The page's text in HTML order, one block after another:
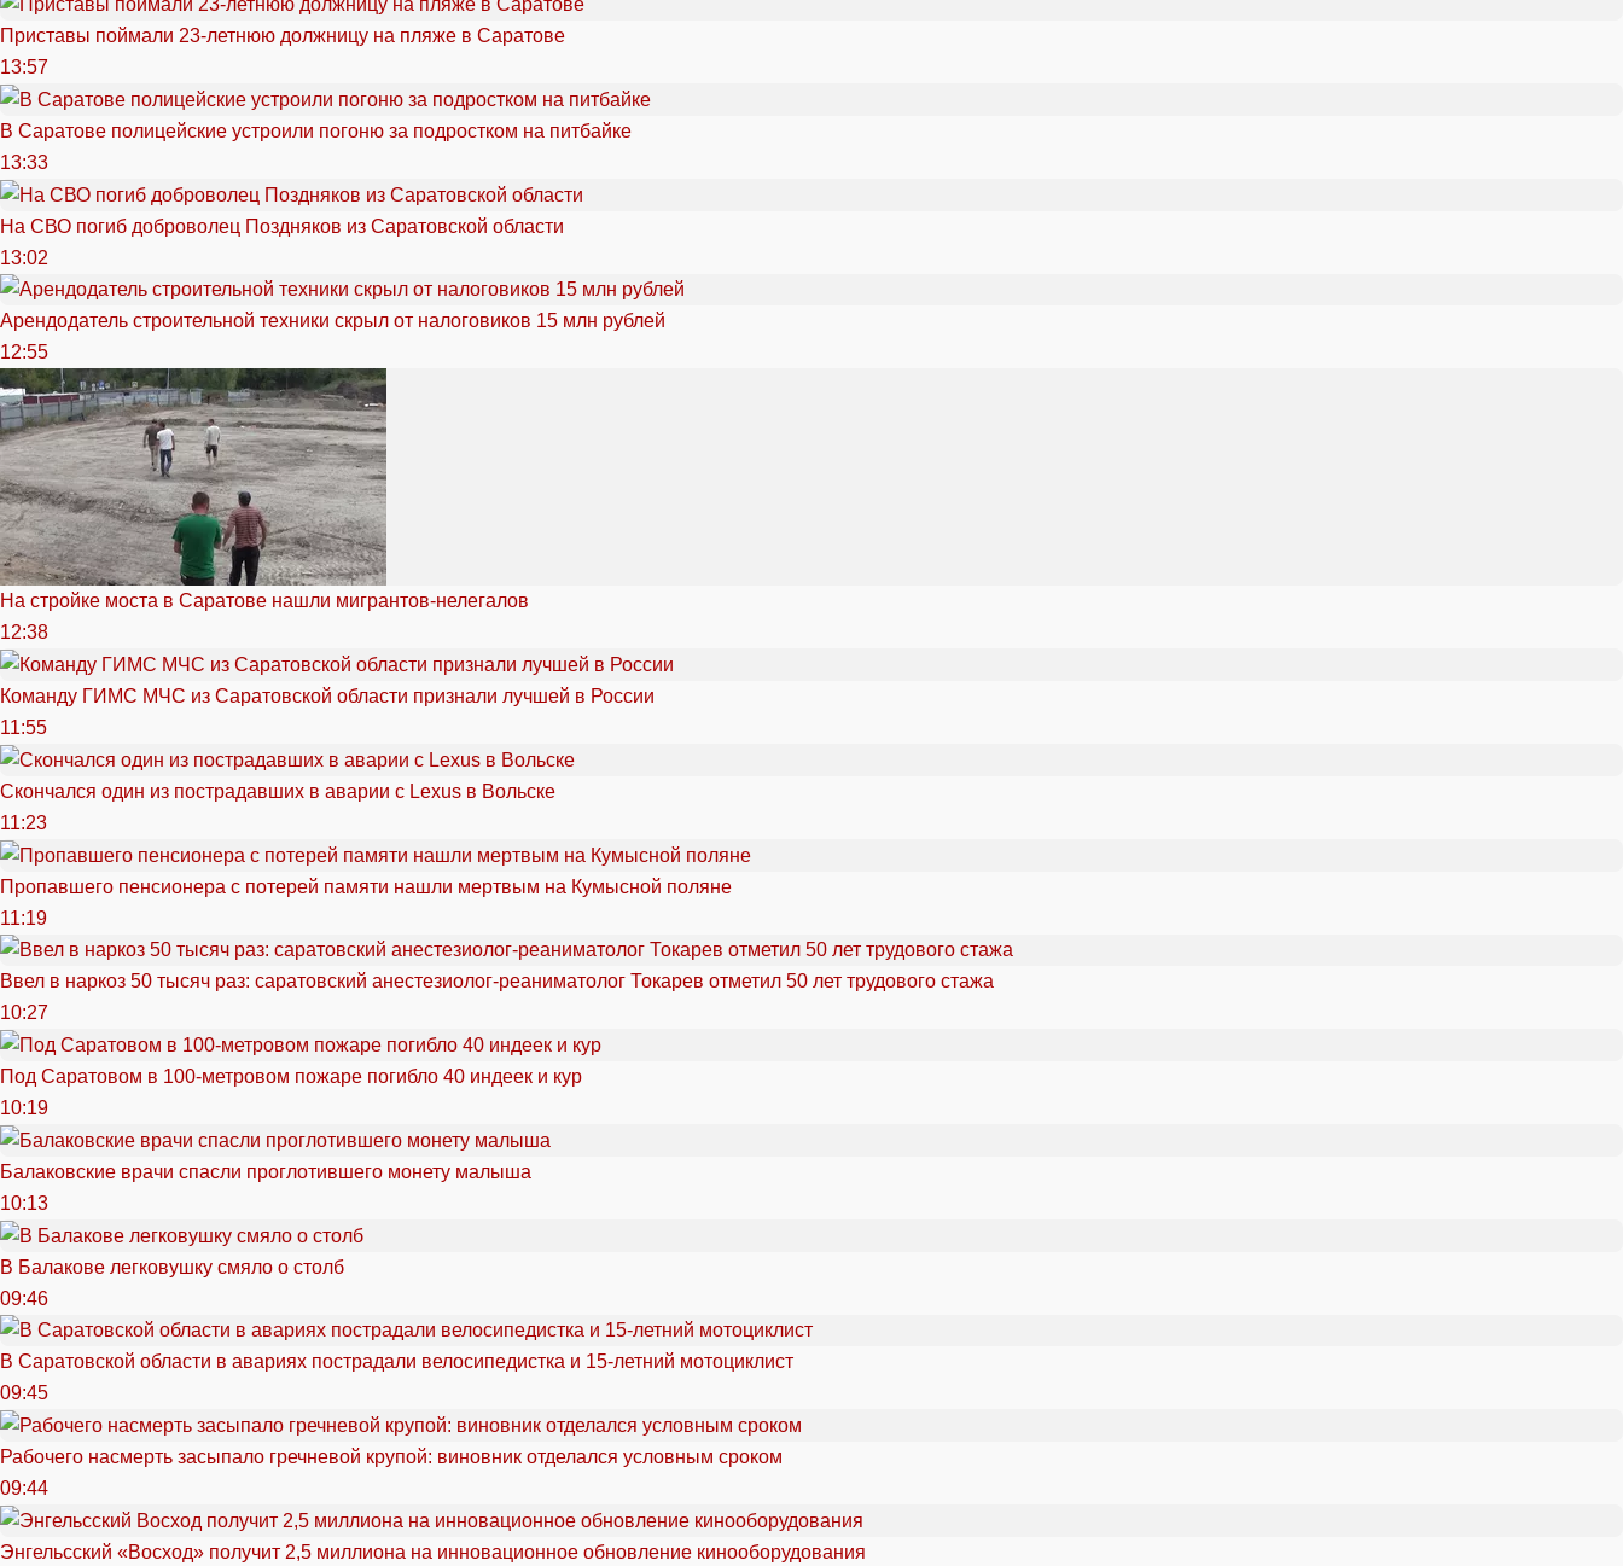
Приставы поймали 23-летнюю должницу на пляже в Саратове
13:57
В Саратове полицейские устроили погоню за подростком на питбайке
13:33
На СВО погиб доброволец Поздняков из Саратовской области
13:02
Арендодатель строительной техники скрыл от налоговиков 15 млн рублей
12:55
На стройке моста в Саратове нашли мигрантов-нелегалов
12:38
Команду ГИМС МЧС из Саратовской области признали лучшей в России
11:55
Скончался один из пострадавших в аварии c Lexus в Вольске
11:23
Пропавшего пенсионера с потерей памяти нашли мертвым на Кумысной поляне
11:19
Ввел в наркоз 50 тысяч раз: саратовский анестезиолог-реаниматолог Токарев отметил 50 лет трудового стажа
10:27
Под Саратовом в 100-метровом пожаре погибло 40 индеек и кур
10:19
Балаковские врачи спасли проглотившего монету малыша
10:13
В Балакове легковушку смяло о столб
09:46
В Саратовской области в авариях пострадали велосипедистка и 15-летний мотоциклист
09:45
Рабочего насмерть засыпало гречневой крупой: виновник отделался условным сроком
09:44
Энгельсский «Восход» получит 2,5 миллиона на инновационное обновление кинооборудования